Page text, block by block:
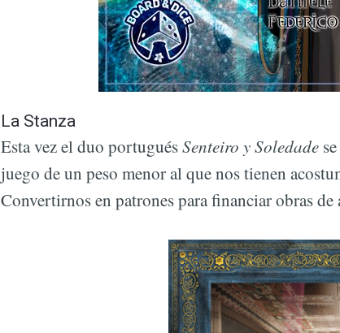
La Stanza
Esta vez el duo portuguésSenteiro y Soledade
juego de un peso menor al que nos tienen
Convertirnos en patrones para financiar obras de